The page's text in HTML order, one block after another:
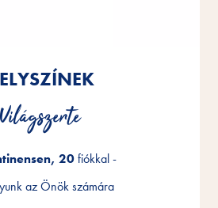
Világszerte
20fiókkal -
az Önök számára
Világszerte
20fiókkal -
az Önök számára
Világszerte
20fiókkal -
az Önök számára